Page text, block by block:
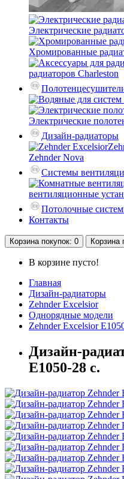
Электрические
Хромированные
радиаторов Charleston
Электрические
Дизайн-радиаторы
Zehnder Nova
Системы
вентиляционные
Потолочные
Контакты
Корзинапокупок: 0 Корзина
В корзине пусто!
Главная
Дизайн-радиаторы
Zehnder Excelsior
Однорядные модели
Zehnder Excelsior
Дизайн-
E1050-28 с.